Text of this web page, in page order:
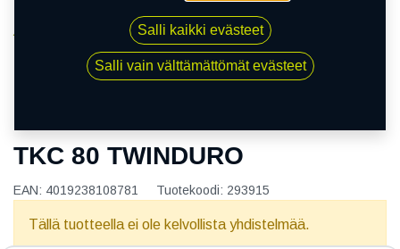
120/90R17 64S CONTINENTAL TKC 80 TWINDURO
TKC 80 TWINDURO
EAN: 4019238108781 Tuotekoodi: 293915
Tällä tuotteella ei ole kelvollista yhdistelmää.
Salli kaikki evästeet
Salli vain välttämättömät evästeet